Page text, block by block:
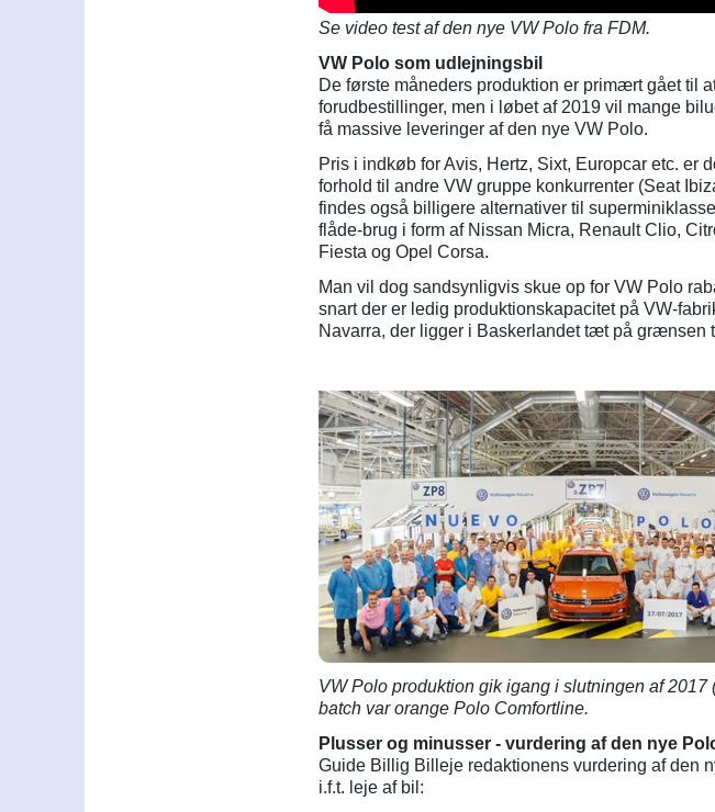
Se video test af den nye VW Polo fra FDM.
VW Polo som udlejningsbil
De første måneders produktion er primært gået til
forudbestillinger, men i løbet af 2019 vil mange
få massive leveringer af den nye VW Polo.
Pris i indkøb for Avis, Hertz, Sixt, Europcar etc. er
forhold til andre VW gruppe konkurrenter (Seat
findes også billigere alternativer til
flåde-brug i form af Nissan Micra, Renault Clio,
Fiesta og Opel Corsa.
Man vil dog sandsynligvis skue op for VW Polo
snart der er ledig produktionskapacitet på VW-
Navarra, der ligger i Baskerlandet tæt på grænsen
VW Polo produktion gik igang i slutningen af 2017
batch var orange Polo Comfortline.
Plusser og minusser - vurdering af den nye
Guide Billig Billeje redaktionens vurdering af den
i.f.t. leje af bil: